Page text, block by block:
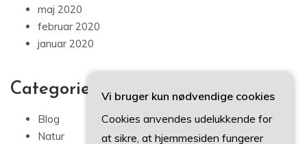
maj 2020
februar 2020
januar 2020
Categories
Blog
Natur
Vi bruger kun nødvendige cookies
Cookies anvendes udelukkende for
at sikre, at hjemmesiden fungerer